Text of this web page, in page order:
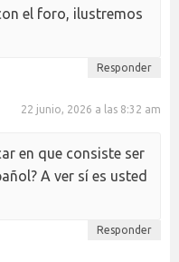
el foro, ilustremos
Responder
22 junio, 2026 a las 8:32 am
en que consiste ser
A ver sí es usted
Responder